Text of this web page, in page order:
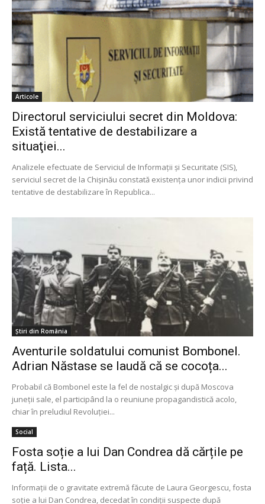
Articole
Directorul serviciului secret din Moldova:
Există tentative de destabilizare a
situaţiei...
Analizele efectuate de Serviciul de Informaţii şi Securitate (SIS),
serviciul secret de la Chișinău constată existenţa unor indicii privind
tentative de destabilizare în Republica...
Știri din România
Aventurile soldatului comunist Bombonel.
Adrian Năstase se laudă că se cocoța...
Probabil că Bombonel este la fel de nostalgic și după Moscova
juneții sale, el participând la o reuniune propagandistică acolo,
chiar în preludiul Revoluției...
Social
Fosta soție a lui Dan Condrea dă cărțile pe
față. Lista...
Informaţii de o gravitate extremă făcute de Laura Georgescu, fosta
soţie a lui Dan Condrea, decedat în condiţii suspecte după